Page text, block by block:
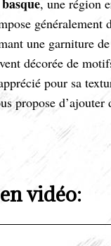
, une région
généralement
une garniture
décorée de
pour sa
propose d’ajouter
vidéo: